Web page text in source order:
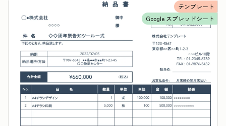
テンプレート
Google スプレッドシート